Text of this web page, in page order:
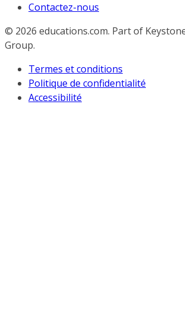
Contactez-nous
© 2026 educations.com. Part of
Group.
Termes et conditions
Politique de confidentialité
Accessibilité